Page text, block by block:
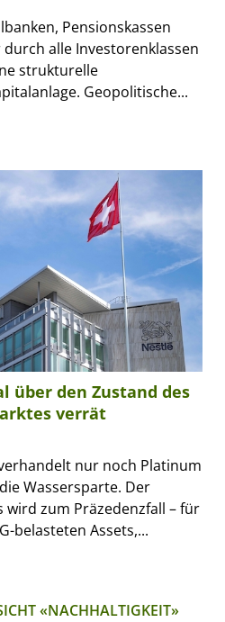
Pensionskassen
alle Investorenklassen
strukturelle
Geopolitische...
über den Zustand des
verrät
nur noch Platinum
Wassersparte. Der
wird zum Präzedenzfall – für
belasteten Assets,...
«NACHHALTIGKEIT»